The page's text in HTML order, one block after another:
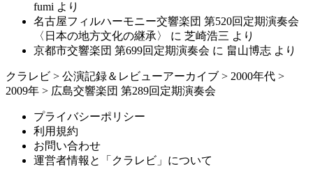
fumi より
名古屋フィルハーモニー交響楽団 第520回定期演奏会
〈日本の地方文化の継承〉
に 芝崎浩三 より
京都市交響楽団 第699回定期演奏会 に 畠山博志 より
クラレビ > 公演記録＆レビューアーカイブ > 2000年代 >
2009年 > 広島交響楽団 第289回定期演奏会
プライバシーポリシー
利用規約
お問い合わせ
運営者情報と「クラレビ」について